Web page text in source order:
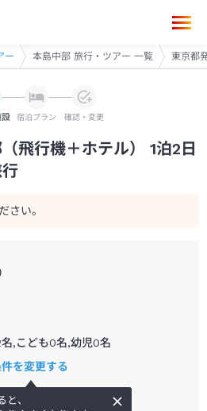
ー 本島中部 旅行・ツアー 一覧 東京都
宿泊プラン 確認・変更
飛行機＋ホテル） 1泊2日
さい。
,こども0名,幼児0名
を変更する
と、